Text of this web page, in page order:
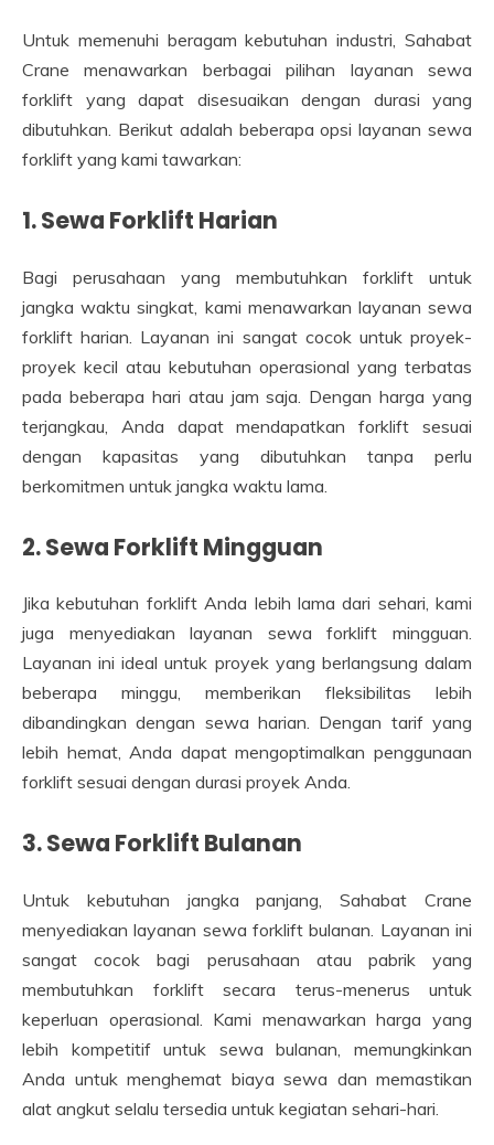
Untuk memenuhi beragam kebutuhan industri, Sahabat
Crane menawarkan berbagai pilihan layanan sewa
forklift yang dapat disesuaikan dengan durasi yang
dibutuhkan. Berikut adalah beberapa opsi layanan sewa
forklift yang kami tawarkan:
1.Sewa Forklift Harian
Bagi perusahaan yang membutuhkan forklift untuk
jangka waktu singkat, kami menawarkan layanan sewa
forklift harian. Layanan ini sangat cocok untuk proyek-
proyek kecil atau kebutuhan operasional yang terbatas
pada beberapa hari atau jam saja. Dengan harga yang
terjangkau, Anda dapat mendapatkan forklift sesuai
dengan kapasitas yang dibutuhkan tanpa perlu
berkomitmen untuk jangka waktu lama.
2.Sewa Forklift Mingguan
Jika kebutuhan forklift Anda lebih lama dari sehari, kami
juga menyediakan layanan sewa forklift mingguan.
Layanan ini ideal untuk proyek yang berlangsung dalam
beberapa minggu, memberikan fleksibilitas lebih
dibandingkan dengan sewa harian. Dengan tarif yang
lebih hemat, Anda dapat mengoptimalkan penggunaan
forklift sesuai dengan durasi proyek Anda.
3.Sewa Forklift Bulanan
Untuk kebutuhan jangka panjang, Sahabat Crane
menyediakan layanan sewa forklift bulanan. Layanan ini
sangat cocok bagi perusahaan atau pabrik yang
membutuhkan forklift secara terus-menerus untuk
keperluan operasional. Kami menawarkan harga yang
lebih kompetitif untuk sewa bulanan, memungkinkan
Anda untuk menghemat biaya sewa dan memastikan
alat angkut selalu tersedia untuk kegiatan sehari-hari.